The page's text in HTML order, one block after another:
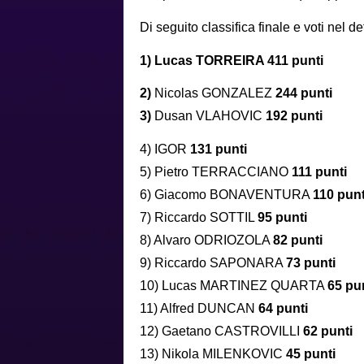
Di seguito classifica finale e voti nel
1) Lucas TORREIRA 411 punti
2) Nicolas GONZALEZ 244 punti
3) Dusan VLAHOVIC 192 punti
4) IGOR 131 punti
5) Pietro TERRACCIANO 111 punti
6) Giacomo BONAVENTURA 110
7) Riccardo SOTTIL 95 punti
8) Alvaro ODRIOZOLA82 punti
9) Riccardo SAPONARA73 punti
10) Lucas MARTINEZ QUARTA65
11) Alfred DUNCAN 64 punti
12) Gaetano CASTROVILLI 62 punti
13) Nikola MILENKOVIC 45 punti